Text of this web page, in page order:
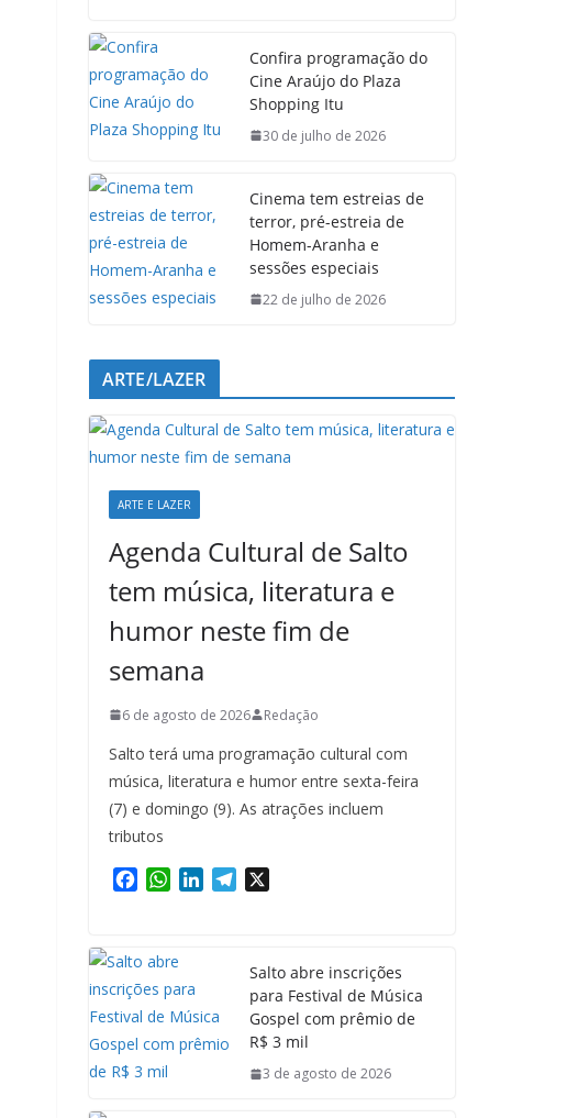
e
b
o
o
k
A
p
p
d
n
m
Confira programação do
Cine Araújo do Plaza
Shopping Itu
30 de julho de 2026
Cinema tem estreias de
terror, pré-estreia de
Homem-Aranha e
sessões especiais
22 de julho de 2026
ARTE/LAZER
ARTE E LAZER
Agenda Cultural de Salto
tem música, literatura e
humor neste fim de
semana
6 de agosto de 2026 Redação
Salto terá uma programação cultural com
música, literatura e humor entre sexta-feira
(7) e domingo (9). As atrações incluem
tributos
o
o
k
W
A
p
p
I
n
m
Salto abre inscrições
para Festival de Música
Gospel com prêmio de
R$ 3 mil
3 de agosto de 2026